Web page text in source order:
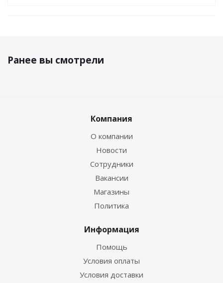
Ранее вы смотрели
Компания
О компании
Новости
Сотрудники
Вакансии
Магазины
Политика
Информация
Помощь
Условия оплаты
Условия доставки